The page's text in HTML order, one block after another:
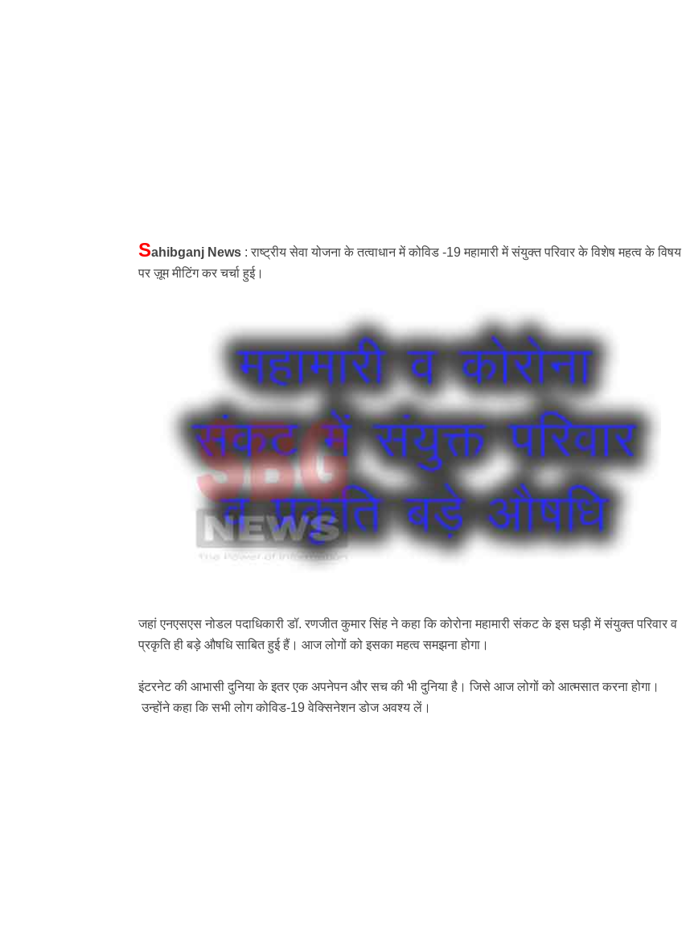
Sahibganj News : राष्ट्रीय सेवा योजना के तत्वाधान मेंकोविड -19 महामारीमें संयुक्त परिवार के विशेष महत्व के विषय
पर ज़ूम मीटिंग कर चर्चा हुई।
जहां एनएसएस नोडल पदाधिकारी डॉ. रणजीत कुमार सिंह ने कहा किकोरोना महामारी संकटके इस घड़ी में संयुक्त परिवार व
प्रकृति ही बड़े औषधि साबित हुई हैं। आज लोगों को इसका महत्व समझना होगा।
इंटरनेट की आभासी दुनिया के इतर एक अपनेपन और सच की भी दुनिया है। जिसे आज लोगों को आत्मसात करना होगा।
उन्होंने कहा कि सभी लोग कोविड-19 वेक्सिनेशन डोज अवश्य लें।